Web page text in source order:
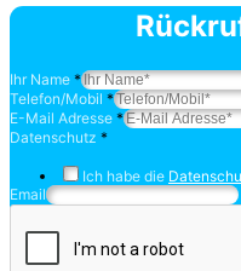
Ihr Name *
Telefon/Mobil *
E-Mail Adresse *
Datenschutz *
Ich habe die
Email